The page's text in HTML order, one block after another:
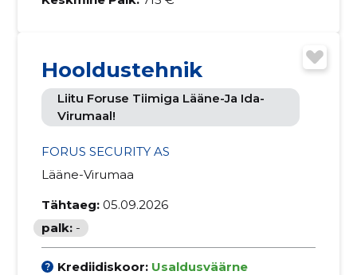
Hooldustehnik
Liitu Foruse Tiimiga Lääne-Ja Ida-
Virumaal!
FORUS SECURITY AS
Lääne-Virumaa
Tähtaeg: 05.09.2026
palk: -
Krediidiskoor: Usaldusväärne